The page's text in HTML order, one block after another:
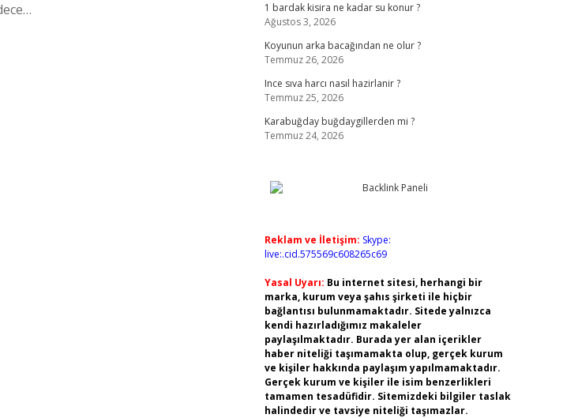
1 bardak kisira ne kadar su konur ?
Ağustos 3, 2026
Koyunun arka bacağından ne olur ?
Temmuz 26, 2026
Ince sıva harcı nasıl hazirlanir ?
Temmuz 25, 2026
Karabuğday buğdaygillerden mi ?
Temmuz 24, 2026
Reklam ve İletişim: Skype:
live:.cid.575569c608265c69
Yasal Uyarı: Bu internet sitesi, herhangi bir
marka, kurum veya şahıs şirketi ile hiçbir
bağlantısı bulunmamaktadır. Sitede yalnızca
kendi hazırladığımız makaleler
paylaşılmaktadır. Burada yer alan içerikler
haber niteliği taşımamakta olup, gerçek kurum
ve kişiler hakkında paylaşım yapılmamaktadır.
Gerçek kurum ve kişiler ile isim benzerlikleri
tamamen tesadüfidir. Sitemizdeki bilgiler taslak
halindedir ve tavsiye niteliği taşımazlar.